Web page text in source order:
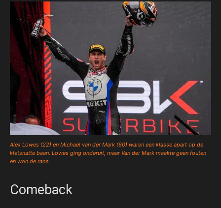
Alex Lowes (22) en Michael van der Mark (60) waren een klasse apart op de
kletsnatte baan. Lowes ging onderuit, maar Van der Mark maakte geen fouten
en won de race.
Comeback